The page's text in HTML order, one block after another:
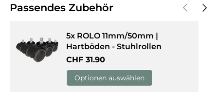
Passendes Zubehör Vorherige
5x ROLO 11mm/50mm |
Hartböden - Stuhlrollen
Normaler Preis
CHF 31.90
Optionen auswählen